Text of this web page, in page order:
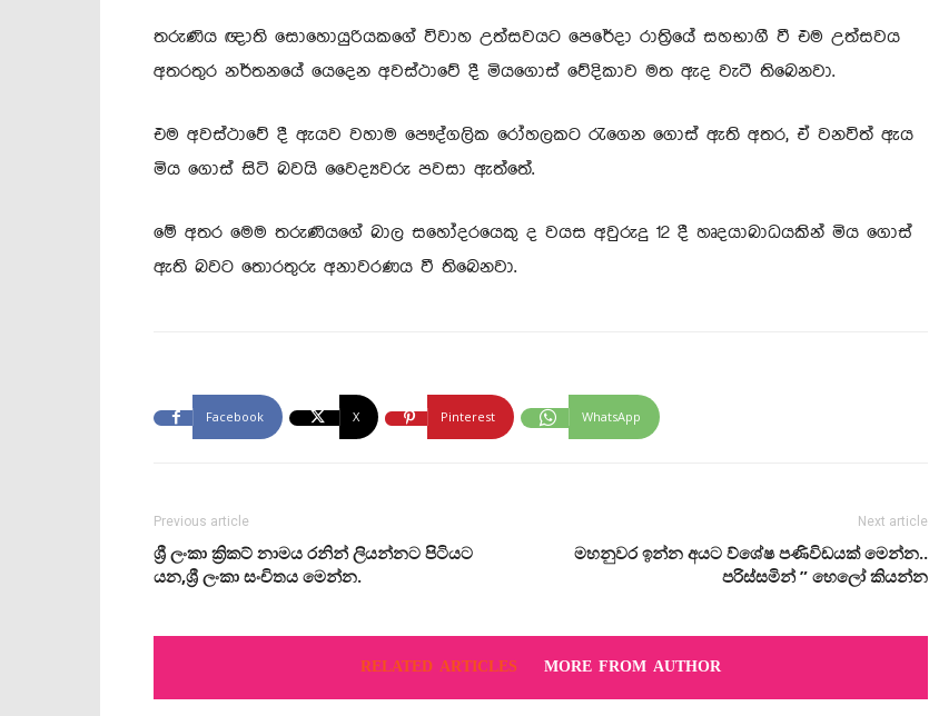
තරුණිය ඥාති සොහොයුරියකගේ විවාහ උත්සවයට පෙරේදා රාත්‍රියේ සහභාගී වී එම උත්සවය
අතරතුර නර්තනයේ යෙදෙන අවස්ථාවේ දී මියගොස් වේදිකාව මත ඇද වැටී තිබෙනවා.
එම අවස්ථාවේ දී ඇයව වහාම පෞද්ගලික රෝහලකට රැගෙන ගොස් ඇති අතර, ඒ වනවිත් ඇය
මිය ගොස් සිටි බවයි වෛද්‍යවරු පවසා ඇත්තේ.
මේ අතර මෙම තරුණියගේ බාල සහෝදරයෙකු ද වයස අවුරුදු 12 දී හෘදයාබාධයකින් මිය ගොස්
ඇති බවට තොරතුරු අනාවරණය වී තිබෙනවා.
Facebook X Pinterest WhatsApp
Previous article
ශ්‍රී ලංකා ක්‍රිකට් නාමය රනින් ලියන්නට පිටියට
යන,ශ්‍රී ලංකා සංචිතය මෙන්න.
Next article
මහනුවර ඉන්න අයට ව්ශේෂ පණිවිඩයක් මෙන්න..
පරිස්සමින් ” හෙලෝ කියන්න
RELATED ARTICLES MORE FROM AUTHOR